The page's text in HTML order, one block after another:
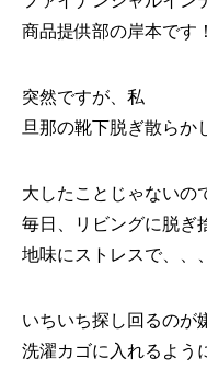
商品提供部の岸本です！
突然ですが、私
旦那の靴下脱ぎ散らか
大したことじゃないの
毎日、リビングに脱ぎ
地味にストレスで、、
いちいち探し回るのが
洗濯カゴに入れるよう